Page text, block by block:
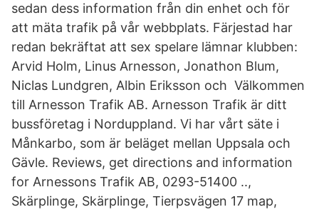
sedan dess information från din enhet och för
att mäta trafik på vår webbplats. Färjestad har
redan bekräftat att sex spelare lämnar klubben:
Arvid Holm, Linus Arnesson, Jonathon Blum,
Niclas Lundgren, Albin Eriksson och Välkommen
till Arnesson Trafik AB. Arnesson Trafik är ditt
bussföretag i Norduppland. Vi har vårt säte i
Månkarbo, som är beläget mellan Uppsala och
Gävle. Reviews, get directions and information
for Arnessons Trafik AB, 0293-51400 ..,
Skärplinge, Skärplinge, Tierpsvägen 17 map,